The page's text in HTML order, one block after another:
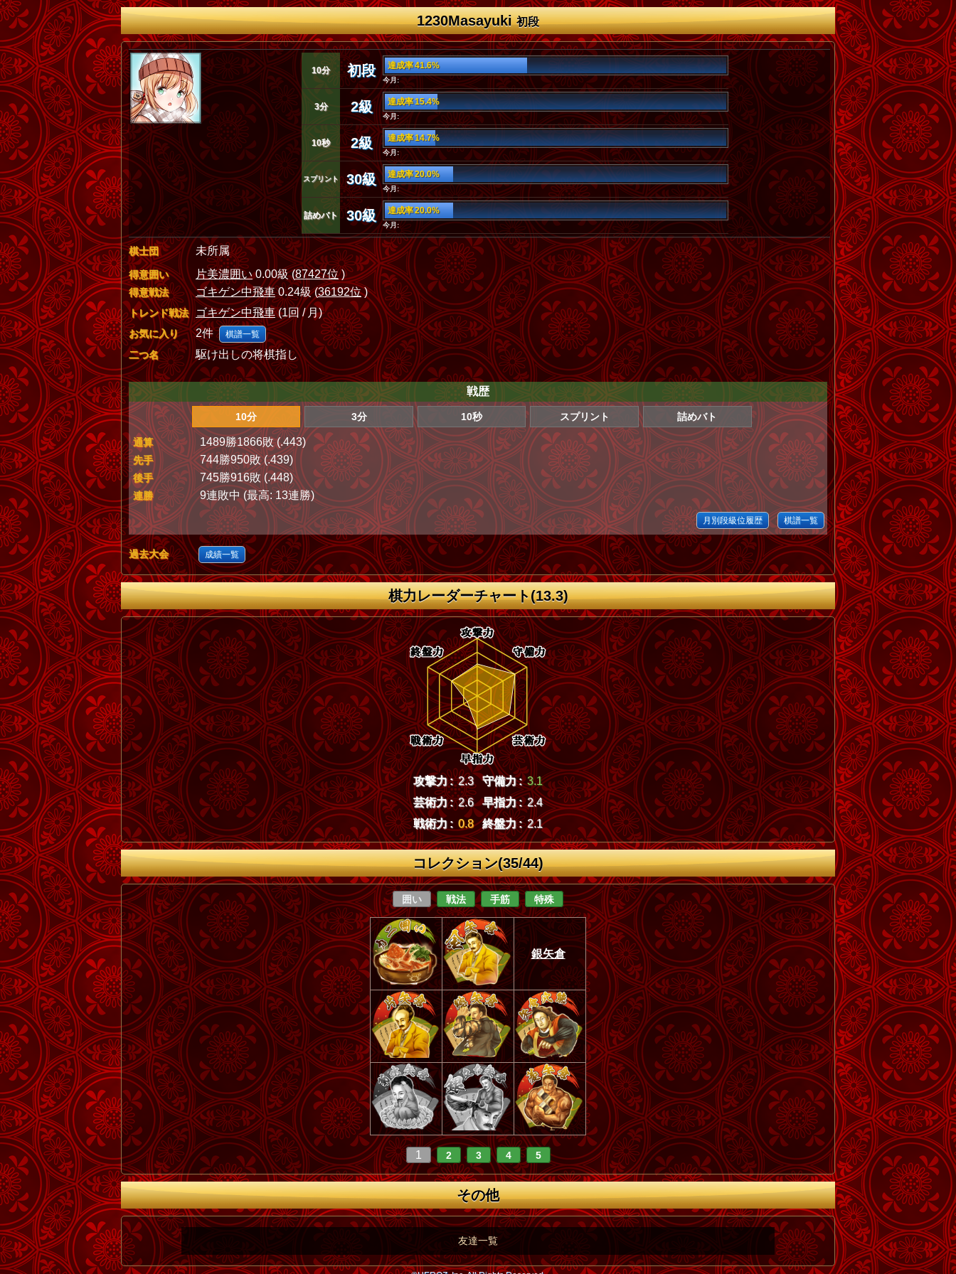
1230Masayuki初段
10分 初段 達成率 41.6%
今月:
3分 2級 達成率 15.4%
今月:
10秒 2級 達成率 14.7%
今月:
スプリント 30級 達成率 20.0%
今月:
詰めバト 30級 達成率 20.0%
今月:
棋士団 未所属
得意囲い 片美濃囲い0.00級 (87427位)
得意戦法 ゴキゲン中飛車0.24級 (36192位)
トレンド戦法 ゴキゲン中飛車(1回 / 月)
お気に入り 2件 棋譜一覧
二つ名 駆け出しの将棋指し
戦歴
10分 3分 10秒 スプリント 詰めバト
通算 1489勝1866敗 (.443)
先手 744勝950敗 (.439)
後手 745勝916敗 (.448)
連勝 9連敗中 (最高: 13連勝)
月別段級位履歴 棋譜一覧
過去大会 成績一覧
棋力レーダーチャート(13.3)
攻撃力 : 2.3 守備力 : 3.1
芸術力 : 2.6 早指力 : 2.4
戦術力 : 0.8 終盤力 : 2.1
コレクション(35/44)
囲い 戦法 手筋 特殊
銀矢倉
1 2 3 4 5
その他
友達一覧